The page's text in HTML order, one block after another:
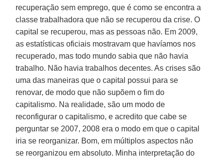
recuperação sem emprego, que é como se encontra a
classe trabalhadora que não se recuperou da crise. O
capital se recuperou, mas as pessoas não. Em 2009,
as estatísticas oficiais mostravam que havíamos nos
recuperado, mas todo mundo sabia que não havia
trabalho. Não havia trabalhos decentes. As crises são
uma das maneiras que o capital possui para se
renovar, de modo que não supõem o fim do
capitalismo. Na realidade, são um modo de
reconfigurar o capitalismo, e acredito que cabe se
perguntar se 2007, 2008 era o modo em que o capital
iria se reorganizar. Bom, em múltiplos aspectos não
se reorganizou em absoluto. Minha interpretação do